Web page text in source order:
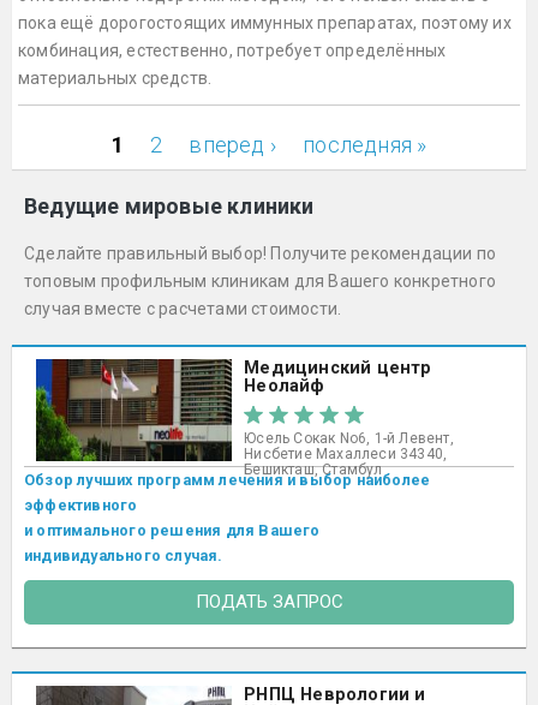
пока ещё дорогостоящих иммунных препаратах, поэтому их
комбинация, естественно, потребует определённых
материальных средств.
Страницы
1 2 вперед › последняя »
Ведущие мировые клиники
Сделайте правильный выбор! Получите рекомендации по
топовым профильным клиникам для Вашего конкретного
случая вместе с расчетами стоимости.
Медицинский центр
Неолайф
Юсель Сокак No6, 1-й Левент,
Нисбетие Махаллеси 34340,
Бешикташ, Стамбул ​
Обзор лучших программ лечения и выбор наиболее
эффективного
и оптимального решения для Вашего
индивидуального случая.
ПОДАТЬ ЗАПРОС
РНПЦ Неврологии и